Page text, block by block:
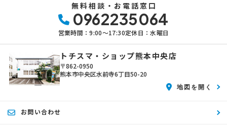
無料相談・お電話窓口
0962235064
営業時間：9:00〜17:30定休日：水曜日
トチスマ・ショップ熊本中央店
〒862-0950
熊本市中央区水前寺6丁目50-20
地図を開く
お問い合わせ